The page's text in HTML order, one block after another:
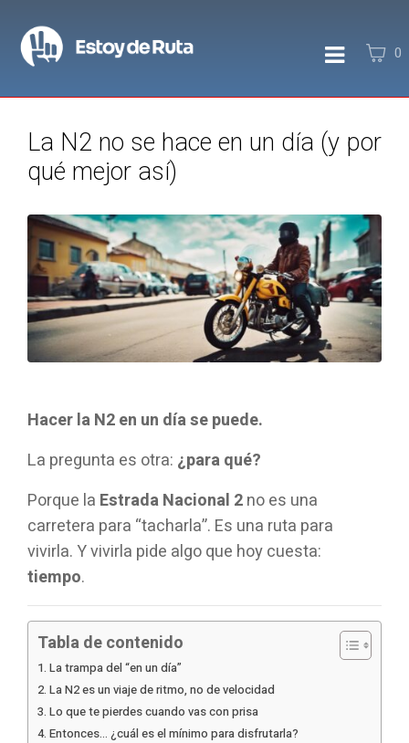
0
La N2 no se hace en un día (y por
qué mejor así)
Hacer la N2 en un día se puede.
La pregunta es otra: ¿para qué?
Porque la Estrada Nacional 2no es una
carretera para “tacharla”. Es una ruta para
vivirla. Y vivirla pide algo que hoy cuesta:
tiempo.
Tabla de contenido
La trampa del “en un día”
La N2 es un viaje de ritmo, no de velocidad
Lo que te pierdes cuando vas con prisa
Entonces… ¿cuál es el mínimo para disfrutarla?